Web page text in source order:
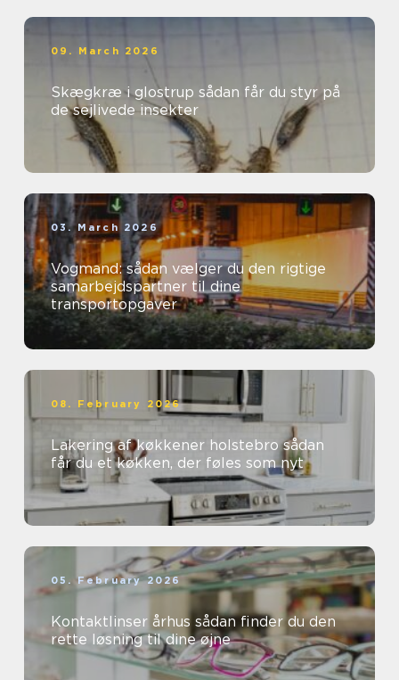
09. March 2026
Skægkræ i glostrup sådan får du styr på
de sejlivede insekter
03. March 2026
Vogmand: sådan vælger du den rigtige
samarbejdspartner til dine
transportopgaver
08. February 2026
Lakering af køkkener holstebro sådan
får du et køkken, der føles som nyt
05. February 2026
Kontaktlinser århus sådan finder du den
rette løsning til dine øjne